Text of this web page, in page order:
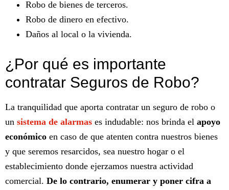
Robo de bienes de terceros.
Robo de dinero en efectivo.
Daños al local o la vivienda.
¿Por qué es importante
contratar Seguros de Robo?
La tranquilidad que aporta contratar un seguro de robo o
un sistema de alarmas es indudable: nos brinda el apoyo
económico en caso de que atenten contra nuestros bienes
y que seremos resarcidos, sea nuestro hogar o el
establecimiento donde ejerzamos nuestra actividad
comercial. De lo contrario, enumerar y poner cifra a